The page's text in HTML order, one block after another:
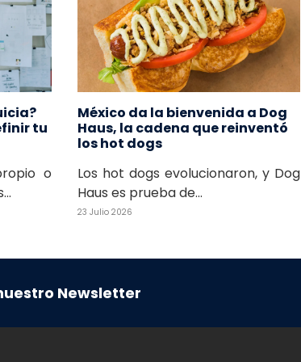
tu
o
México da la bienvenida a Dog
Haus, la cadena que reinventó
los hot dogs
Los hot dogs evolucionaron, y Dog
Haus es prueba de...
23 Julio 2026
Newsletter